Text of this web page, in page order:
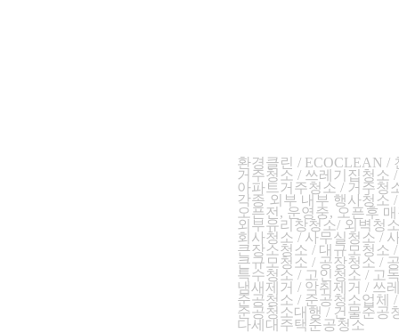
환경클린 / ECOCLEAN /
거주청소 / 쓰레기집청소
아파트거주청소 / 거주청
각종 외부 내부 행사청소
오 픈전, 운영중, 오픈후
외부유리창청소/ 외벽청
회사청소 / 사무실청소 /
큰장소청소 / 대규모청소
큰규모청소 / 공장청소 /
특수청소 / 고인청소 / 고
냄새제거 / 악취제거 / 쓰
준공청소 / 준공청소업체
준공청소대행 / 건물준공
다세대주택준공청소